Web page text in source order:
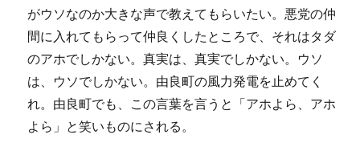
がウソなのか大きな声で教えてもらいたい。悪党の仲
間に入れてもらって仲良くしたところで、それはタダ
のアホでしかない。真実は、真実でしかない。ウソ
は、ウソでしかない。由良町の風力発電を止めてく
れ。由良町でも、この言葉を言うと「アホよら、アホ
よら」と笑いものにされる。